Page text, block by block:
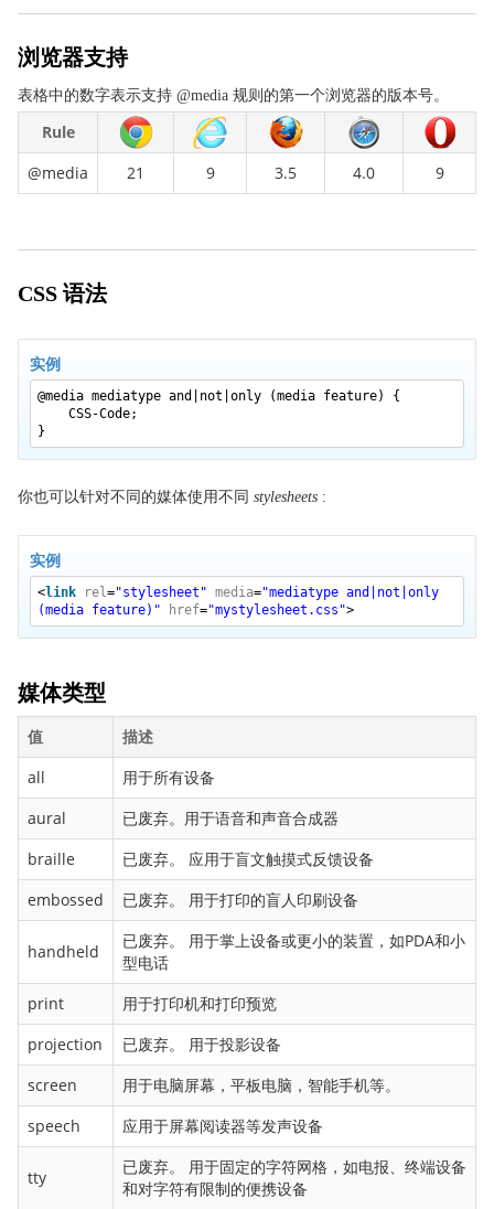
background-size
border
border-bottom
border-bottom-color
border-bottom-left-radius
border-bottom-width
border-color
border-image
border-image-outset
border-image-repeat
border-image-slice
border-image-width
border-left
border-left-color
border-left-width
border-radius
border-right
border-right-color
border-right-style
border-right-width
border-style
border-top-left-radius
border-top-style
border-top-width
border-width
box-align
浏览器支持
表格中的数字表示支持 @media 规则的第一个浏览器的版本号。
Rule
@media
21 9 3.5 4.0 9
CSS 语法
实例
@media mediatype and|not|only (media feature) {
CSS-Code;
}
你也可以针对不同的媒体使用不同 stylesheets :
实例
<link rel="stylesheet" media="mediatype and|not|only
(media feature)"
href="mystylesheet.css">
媒体类型
值
描述
all
用于所有设备
aural
已废弃。用于语音和声音合成器
braille
已废弃。 应用于盲文触摸式反馈设备
embossed
已废弃。 用于打印的盲人印刷设备
handheld
已废弃。 用于掌上设备或更小的装置，如PDA和小
型电话
print
用于打印机和打印预览
projection
已废弃。 用于投影设备
screen
用于电脑屏幕，平板电脑，智能手机等。
speech
应用于屏幕阅读器等发声设备
tty
已废弃。 用于固定的字符网格，如电报、终端设备
和对字符有限制的便携设备